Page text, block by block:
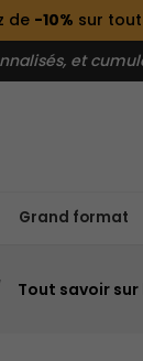
de -10% sur
et
Grand format
Tout savoir